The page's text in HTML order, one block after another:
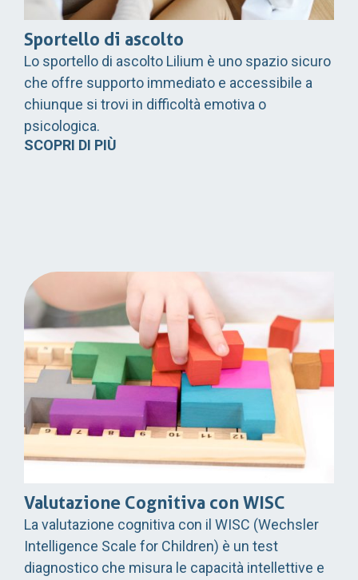
Sportello di ascolto
Lo sportello di ascolto Lilium è uno spazio sicuro
che offre supporto immediato e accessibile a
chiunque si trovi in difficoltà emotiva o
psicologica.
SCOPRI DI PIÙ
Valutazione Cognitiva con WISC
La valutazione cognitiva con il WISC (Wechsler
Intelligence Scale for Children) è un test
diagnostico che misura le capacità intellettive e